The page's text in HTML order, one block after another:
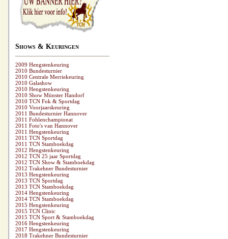
Shows & Keuringen
2009 Hengstenkeuring
2010 Bundesturnier
2010 Centrale Merriekeuring
2010 Galashow
2010 Hengstenkeuring
2010 Show Münster Handorf
2010 TCN Fok & Sportdag
2010 Voorjaarskeuring
2011 Bundesturnier Hannover
2011 Fohlenchampionat
2011 Foto's van Hannover
2011 Hengstenkeuring
2011 TCN Sportdag
2011 TCN Stamboekdag
2012 Hengstenkeuring
2012 TCN 25 jaar Sportdag
2012 TCN Show & Stamboekdag
2012 Trakehner Bundesturnier
2013 Hengstenkeuring
2013 TCN Sportdag
2013 TCN Stamboekdag
2014 Hengstenkeuring
2014 TCN Stamboekdag
2015 Hengstenkeuring
2015 TCN Clinic
2015 TCN Sport & Stamboekdag
2016 Hengstenkeuring
2017 Hengstenkeuring
2018 Trakehner Bundesturnier